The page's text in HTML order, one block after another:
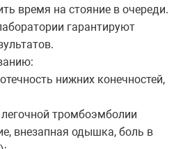
время на стояние в очереди.
гарантируют
нижних конечностей,
тромбоэмболии
внезапная одышка, боль в